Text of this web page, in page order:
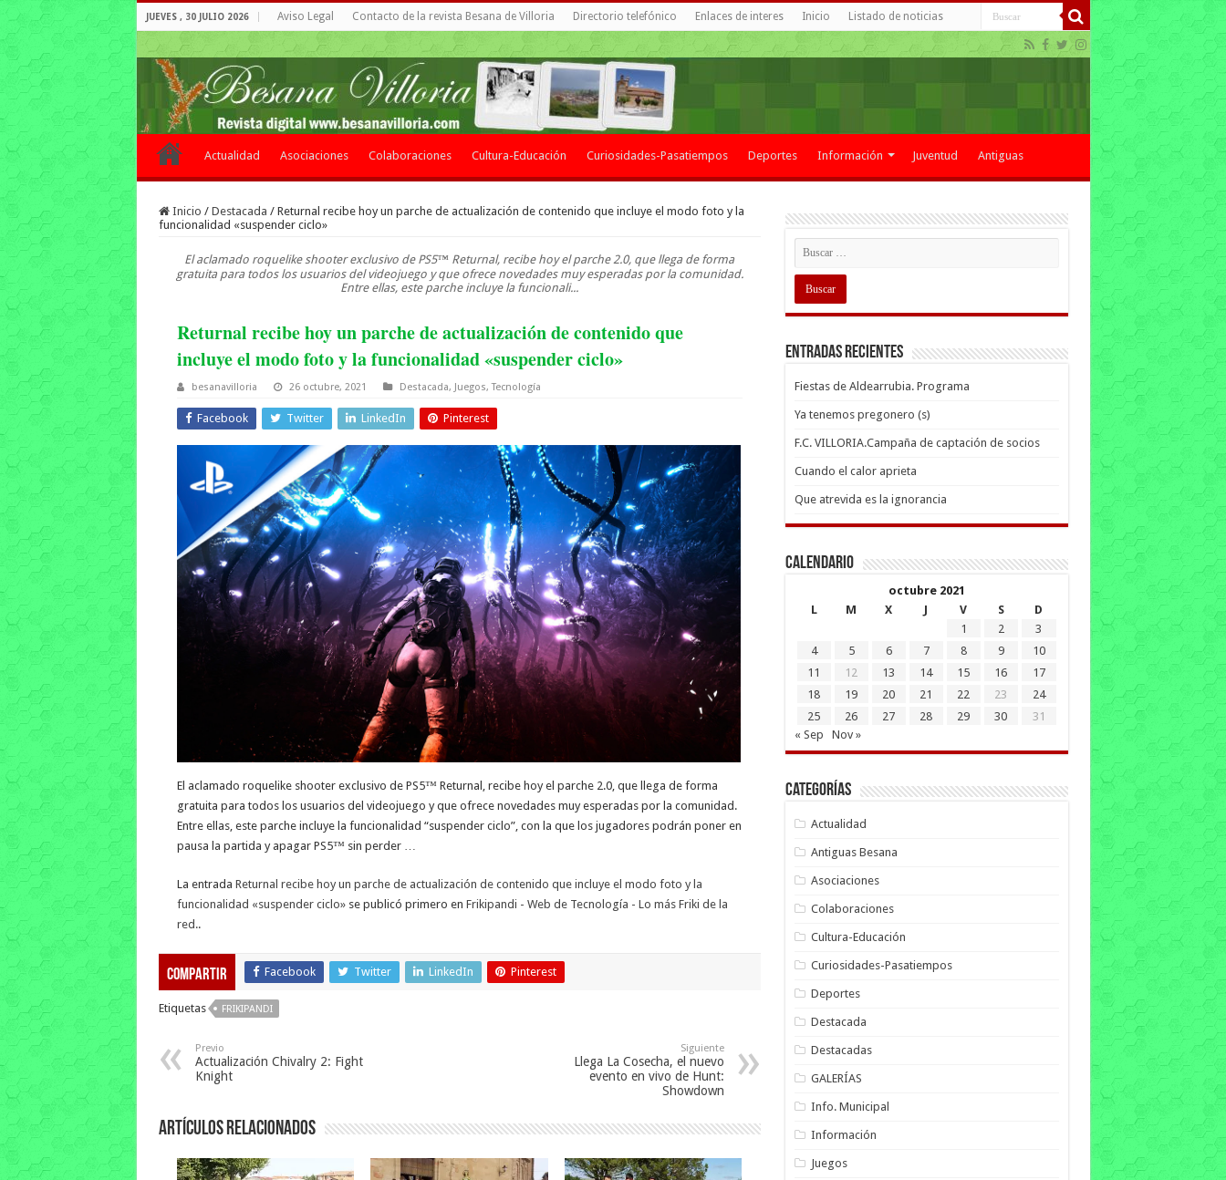
JUEVES , 30 JULIO 2026 Aviso Legal Contacto de la revista Besana de Villoria Directorio telefónico Enlaces de interes Inicio Listado de noticias
Actualidad Asociaciones Colaboraciones Cultura-Educación Curiosidades-Pasatiempos Deportes Información Juventud Antiguas
Inicio / Destacada / Returnal recibe hoy un parche de actualización de contenido que incluye el modo foto y la
funcionalidad «suspender ciclo»
El aclamado roquelike shooter exclusivo de PS5™ Returnal, recibe hoy el parche 2.0, que llega de forma
gratuita para todos los usuarios del videojuego y que ofrece novedades muy esperadas por la comunidad.
Entre ellas, este parche incluye la funcionali...
Returnal recibe hoy un parche de actualización de contenido que
incluye el modo foto y la funcionalidad «suspender ciclo»
besanavilloria 26 octubre, 2021 Destacada, Juegos,Tecnología
Facebook Twitter LinkedIn Pinterest
El aclamado roquelike shooter exclusivo de PS5™ Returnal, recibe hoy el parche 2.0, que llega de forma
gratuita para todos los usuarios del videojuego y que ofrece novedades muy esperadas por la comunidad.
Entre ellas, este parche incluye la funcionalidad “suspender ciclo”, con la que los jugadores podrán poner en
pausa la partida y apagar PS5™ sin perder …
La entrada Returnal recibe hoy un parche de actualización de contenido que incluye el modo foto y la
funcionalidad «suspender ciclo»se publicó primero en Frikipandi - Web de Tecnología - Lo más Friki de la
red..
Compartir Facebook Twitter LinkedIn Pinterest
Etiquetas FRIKIPANDI
Previo
Actualización Chivalry 2: Fight
Knight
Siguiente
Llega La Cosecha, el nuevo
evento en vivo de Hunt:
Showdown
Artículos relacionados
Entradas recientes
Fiestas de Aldearrubia. Programa
Ya tenemos pregonero (s)
F.C. VILLORIA.Campaña de captación de socios
Cuando el calor aprieta
Que atrevida es la ignorancia
Calendario
octubre 2021
L
M X J V S
D
1
2
3
4
5 6 7 8 9
10
11
12 13 14 15 16
17
18
19 20 21 22 23
24
25
26 27 28 29 30
31
« Sep
Nov »
Categorías
Actualidad
Antiguas Besana
Asociaciones
Colaboraciones
Cultura-Educación
Curiosidades-Pasatiempos
Deportes
Destacada
Destacadas
GALERÍAS
Info. Municipal
Información
Juegos